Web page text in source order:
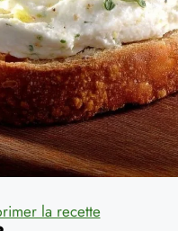
la recette